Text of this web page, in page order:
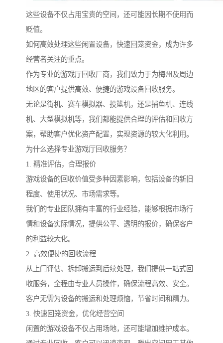
这些设备不仅占用宝贵的空间，还可能因长期不使用而
贬值。
如何高效处理这些闲置设备，快速回笼资金，成为许多
经营者关注的重点。
作为专业的游戏厅回收厂商，我们致力于为梅州及周边
地区的客户提供高效、便捷的游戏设备回收服务。
无论是街机、赛车模拟器、投篮机，还是捕鱼机、连线
机、大型模拟机等，我们都能提供合理的评估和回收方
案，帮助客户优化资产配置，实现资源的较大化利用。
为什么选择专业游戏厅回收服务？
1. 精准评估，合理报价
游戏设备的回收价值受多种因素影响，包括设备的新旧
程度、使用状况、市场需求等。
我们的专业团队拥有丰富的行业经验，能够根据市场行
情和设备实际情况，提供公平、透明的报价，确保客户
的利益较大化。
2. 高效便捷的回收流程
从上门评估、拆卸搬运到后续处理，我们提供一站式回
收服务，全程由专业人员操作，确保流程高效、安全。
客户无需为设备的搬运和处理烦恼，节省时间和精力。
3. 快速回笼资金，优化经营空间
闲置的游戏设备不仅占用场地，还可能增加维护成本。